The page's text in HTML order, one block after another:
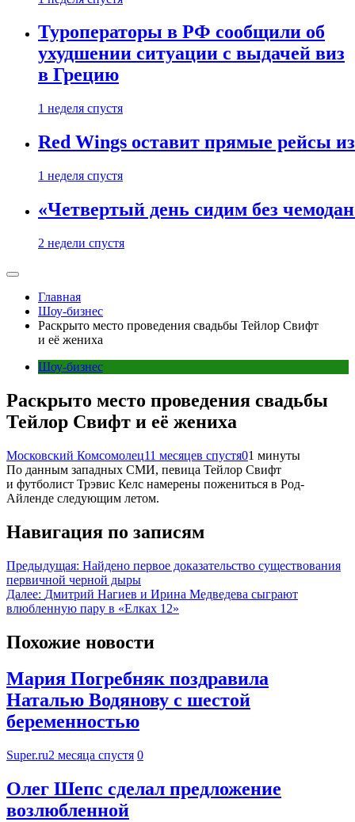
Туроператоры в РФ сообщили об
ухудшении ситуации с выдачей виз
в Грецию
1 неделя спустя
Red Wings оставит прямые рейсы
1 неделя спустя
«Четвертый день сидим без
2 недели спустя
Главная
Шоу-бизнес
Раскрыто место проведения свадьбы Тейлор Свифт
и её жениха
Шоу-бизнес
Раскрыто место проведения свадьбы
Тейлор Свифт и её жениха
Московский Комсомолец11 месяцев спустя01 минуты
По данным западных СМИ, певица Тейлор Свифт
и футболист Трэвис Келс намерены пожениться в Род-
Айленде следующим летом.
Навигация по записям
Предыдущая: Найдено первое доказательство существования
первичной черной дыры
Далее: Дмитрий Нагиев и Ирина Медведева сыграют
влюбленную пару в «Елках 12»
Похожие новости
Мария Погребняк поздравила
Наталью Водянову с шестой
беременностью
Super.ru2 месяца спустя 0
Олег Шепс сделал предложение
возлюбленной